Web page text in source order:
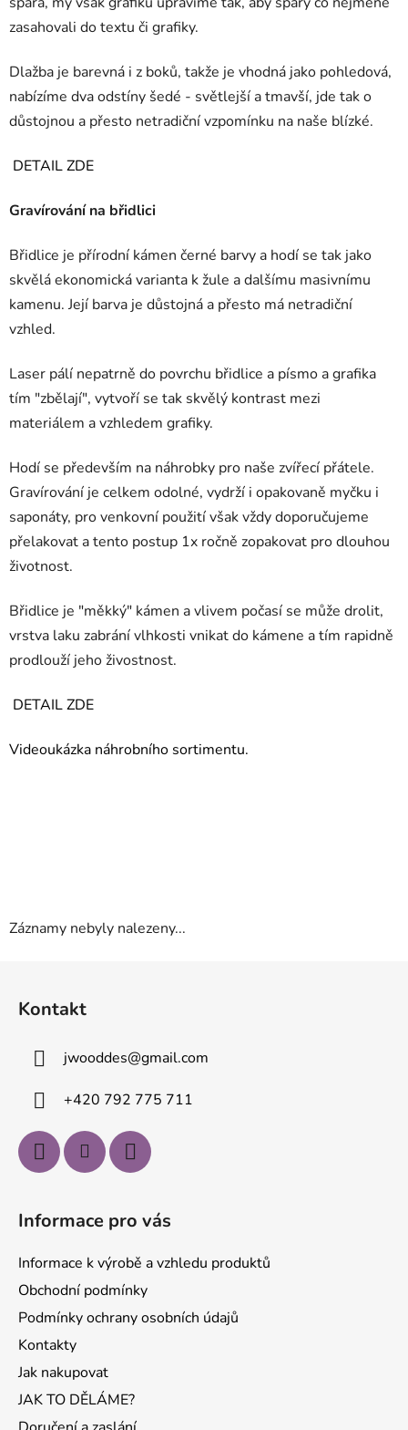
zasahovali do textu či grafiky.
Dlažba je barevná i z boků, takže je vhodná jako pohledová,
nabízíme dva odstíny šedé - světlejší a tmavší, jde tak o
důstojnou a přesto netradiční vzpomínku na naše blízké.
DETAIL ZDE
Gravírování na břidlici
Břidlice je přírodní kámen černé barvy a hodí se tak jako
skvělá ekonomická varianta k žule a dalšímu masivnímu
kamenu. Její barva je důstojná a přesto má netradiční
vzhled.
Laser pálí nepatrně do povrchu břidlice a písmo a grafika
tím "zbělají", vytvoří se tak skvělý kontrast mezi
materiálem a vzhledem grafiky.
Hodí se především na náhrobky pro naše zvířecí přátele.
Gravírování je celkem odolné, vydrží i opakovaně myčku i
saponáty, pro venkovní použití však vždy doporučujeme
přelakovat a tento postup 1x ročně zopakovat pro dlouhou
životnost.
Břidlice je "měkký" kámen a vlivem počasí se může drolit,
vrstva laku zabrání vlhkosti vnikat do kámene a tím rapidně
prodlouží jeho živostnost.
DETAIL ZDE
Videoukázka náhrobního sortimentu.
Záznamy nebyly nalezeny...
Kontakt
jwooddes@gmail.com
+420 792 775 711
Informace pro vás
Informace k výrobě a vzhledu produktů
Obchodní podmínky
Podmínky ochrany osobních údajů
Kontakty
Jak nakupovat
JAK TO DĚLÁME?